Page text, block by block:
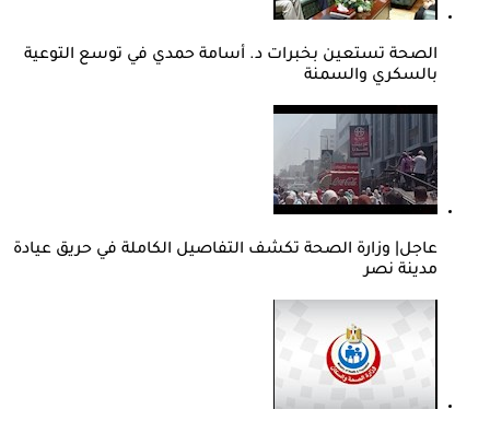
الصحة تستعين بخبرات د. أسامة حمدي في توسع التوعية
بالسكري والسمنة
عاجل| وزارة الصحة تكشف التفاصيل الكاملة في حريق عيادة
مدينة نصر